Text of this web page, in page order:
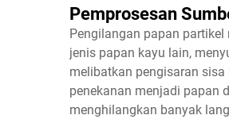
Pemprosesan
Pengilangan papan
jenis papan kayu lain,
melibatkan pengisaran sisa
penekanan menjadi papan
menghilangkan banyak